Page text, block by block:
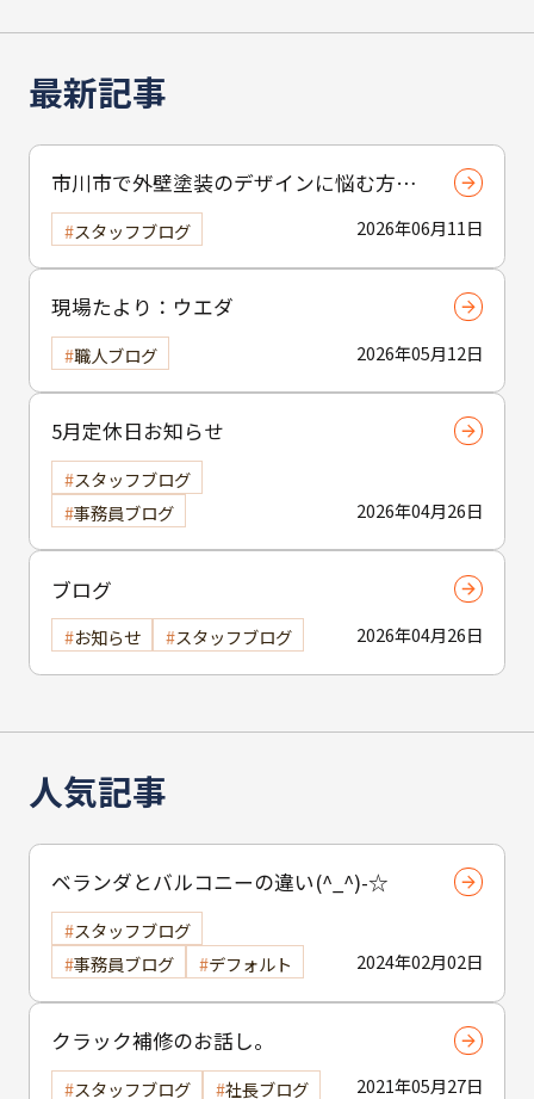
最新記事
市川市で外壁塗装のデザインに悩む方へ
｜ 色選びの失敗を防ぐポイント
2026年06月11日
スタッフブログ
現場たより：ウエダ
2026年05月12日
職人ブログ
5月定休日お知らせ
2026年04月26日
スタッフブログ
事務員ブログ
ブログ
2026年04月26日
お知らせ スタッフブログ
人気記事
ベランダとバルコニーの違い(^_^)-☆
2024年02月02日
スタッフブログ
事務員ブログ
デフォルト
クラック補修のお話し。
2021年05月27日
スタッフブログ 社長ブログ